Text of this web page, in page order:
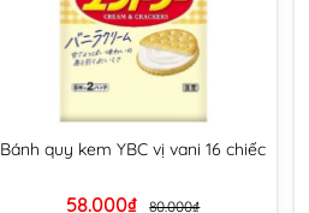
Bánh quy kem YBC vị vani 16 chiếc
58.000₫ 80.000₫